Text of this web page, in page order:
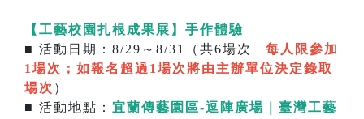
【工藝校園扎根成果展】手作體驗
■ 活動日期：8/29～8/31（共6場次 | 每人限參加
1場次；如報名超過1場次將由主辦單位決定錄取
場次 ）
■ 活動地點： 宜蘭傳藝園區-逗陣廣場｜臺灣工藝